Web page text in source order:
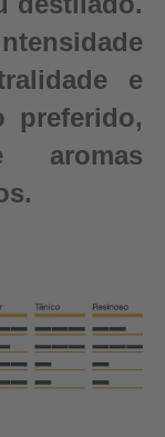
e
preferido,
aromas